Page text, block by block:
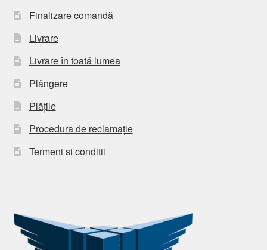
Finalizare comandă
Livrare
Livrare în toată lumea
Plângere
Plățile
Procedura de reclamație
Termeni si conditii